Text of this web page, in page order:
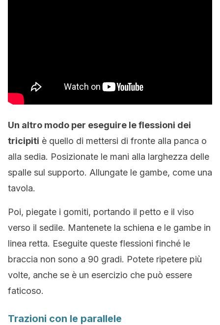
Un altro modo per eseguire le flessioni dei
tricipiti è quello di mettersi di fronte alla panca o
alla sedia. Posizionate le mani alla larghezza delle
spalle sul supporto. Allungate le gambe, come una
tavola.
Poi, piegate i gomiti, portando il petto e il viso
verso il sedile. Mantenete la schiena e le gambe in
linea retta. Eseguite queste flessioni finché le
braccia non sono a 90 gradi. Potete ripetere più
volte, anche se è un esercizio che può essere
faticoso.
Trazioni con le parallele